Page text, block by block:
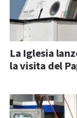
La Iglesia
la visita del